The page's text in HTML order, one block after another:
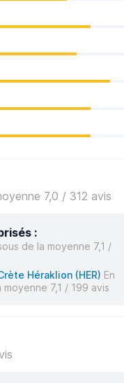
7,0 / 312 avis
:
de la moyenne 7,1 /
Héraklion (HER) En
7,1 / 199 avis